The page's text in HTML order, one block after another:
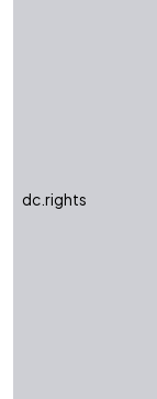
dc.rights